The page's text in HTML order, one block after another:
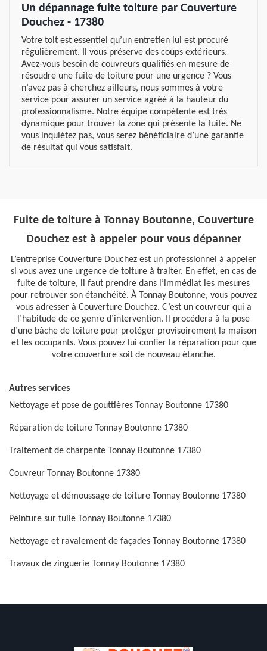
Un dépannage fuite toiture par Couverture
Douchez - 17380
Votre toit est essentiel qu’un entretien lui est procuré
régulièrement. Il vous préserve des coups extérieurs.
Avez-vous besoin de couvreurs qualifiés en mesure de
résoudre une fuite de toiture pour une urgence ? Vous
n’avez pas à cherchez ailleurs, nous sommes à votre
service pour assurer un service agréé à la hauteur du
professionnalisme. Notre équipe compétente est très
dynamique pour trouver la zone qui présente la fuite. Ne
vous inquiétez pas, vous serez bénéficiaire d’une garantie
de résultat qui vous satisfait.
Fuite de toiture à Tonnay Boutonne, Couverture
Douchez est à appeler pour vous dépanner
L’entreprise Couverture Douchez est un professionnel à appeler
si vous avez une urgence de toiture à traiter. En effet, en cas de
fuite de toiture, il faut prendre dans l’immédiat les mesures
pour retrouver son étanchéité. À Tonnay Boutonne, vous pouvez
vous adresser à Couverture Douchez. C’est un couvreur qui a
l’habitude de ce genre d’intervention. Il procédera à la pose
d’une bâche de toiture pour protéger provisoirement la maison
et les occupants. Vous pouvez lui confier la réparation pour que
votre couverture soit de nouveau étanche.
Autres services
Nettoyage et pose de gouttières Tonnay Boutonne 17380
Réparation de toiture Tonnay Boutonne 17380
Traitement de charpente Tonnay Boutonne 17380
Couvreur Tonnay Boutonne 17380
Nettoyage et démoussage de toiture Tonnay Boutonne 17380
Peinture sur tuile Tonnay Boutonne 17380
Nettoyage et ravalement de façades Tonnay Boutonne 17380
Travaux de zinguerie Tonnay Boutonne 17380